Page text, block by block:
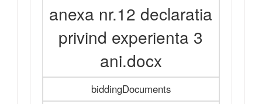
anexa nr.12 declaratia
privind experienta 3
ani.docx
biddingDocuments